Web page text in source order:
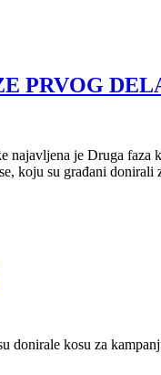
PRVOG
najavljena je Druga
koju su građani donirali
donirale kosu za